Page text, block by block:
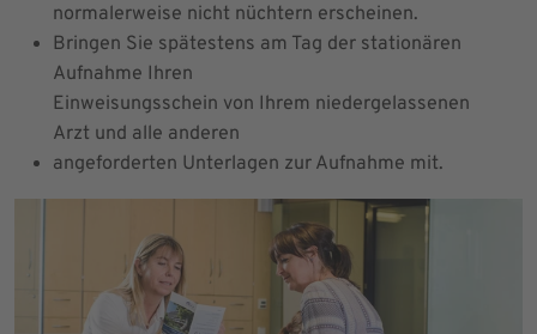
normalerweise nicht nüchtern erscheinen.
Bringen Sie spätestens am Tag der stationären
Aufnahme Ihren
Einweisungsschein von Ihrem niedergelassenen
Arzt und alle anderen
angeforderten Unterlagen zur Aufnahme mit.